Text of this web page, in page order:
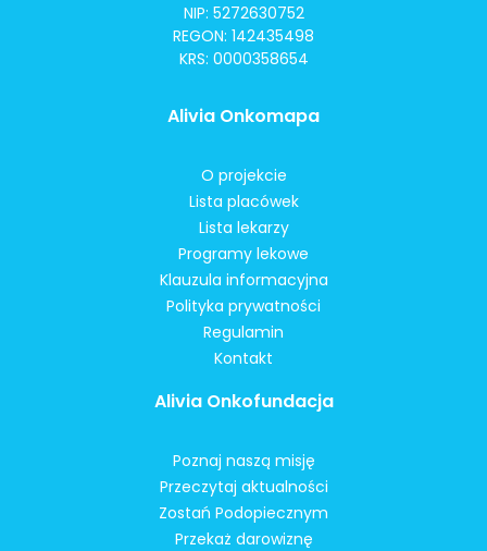
NIP: 5272630752
REGON: 142435498
KRS: 0000358654
Alivia Onkomapa
O projekcie
Lista placówek
Lista lekarzy
Programy lekowe
Klauzula informacyjna
Polityka prywatności
Regulamin
Kontakt
Alivia Onkofundacja
Poznaj naszą misję
Przeczytaj aktualności
Zostań Podopiecznym
Przekaż darowiznę